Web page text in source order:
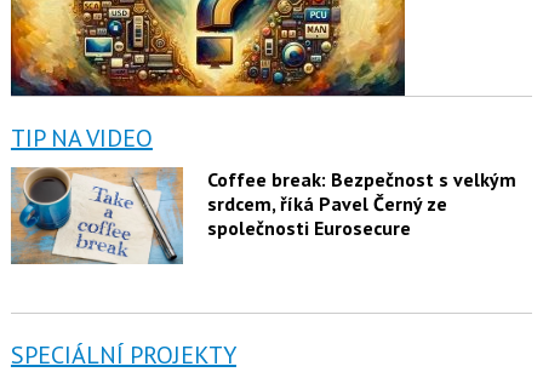
TIP NA VIDEO
Coffee break: Bezpečnost s velkým
srdcem, říká Pavel Černý ze
společnosti Eurosecure
SPECIÁLNÍ PROJEKTY